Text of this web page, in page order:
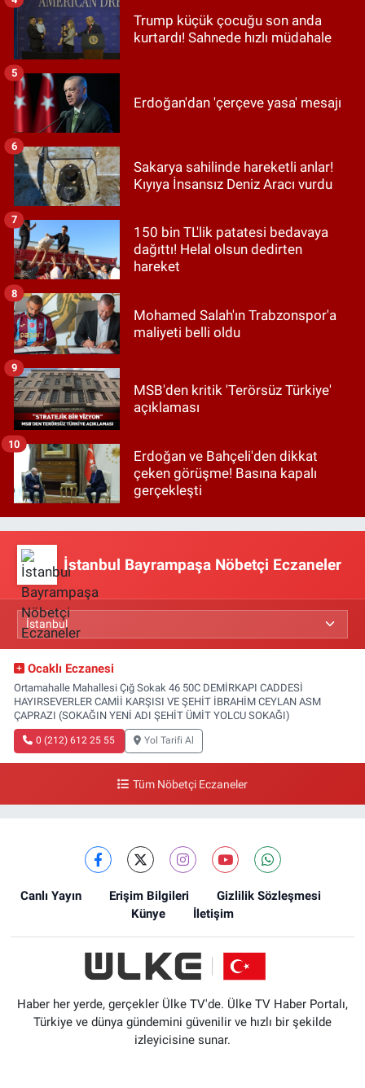
Trump küçük çocuğu son anda
kurtardı! Sahnede hızlı müdahale
Erdoğan'dan 'çerçeve yasa' mesajı
5
Sakarya sahilinde hareketli anlar!
Kıyıya İnsansız Deniz Aracı vurdu
6
150 bin TL'lik patatesi bedavaya
dağıttı! Helal olsun dedirten
hareket
7
Mohamed Salah'ın Trabzonspor'a
maliyeti belli oldu
8
MSB'den kritik 'Terörsüz Türkiye'
açıklaması
9
Erdoğan ve Bahçeli'den dikkat
çeken görüşme! Basına kapalı
gerçekleşti
10
İstanbul Bayrampaşa Nöbetçi Eczaneler
Ocaklı Eczanesi
Ortamahalle Mahallesi Çığ Sokak 46 50C DEMİRKAPI CADDESİ
HAYIRSEVERLER CAMİİ KARŞISI VE ŞEHİT İBRAHİM CEYLAN ASM
ÇAPRAZI (SOKAĞIN YENİ ADI ŞEHİT ÜMİT YOLCU SOKAĞI)
0 (212) 612 25 55 Yol Tarifi Al
Tüm Nöbetçi Eczaneler
Canlı Yayın Erişim Bilgileri
Gizlilik Sözleşmesi
Künye
İletişim
Haber her yerde, gerçekler Ülke TV'de. Ülke TV Haber Portalı,
Türkiye ve dünya gündemini güvenilir ve hızlı bir şekilde
izleyicisine sunar.